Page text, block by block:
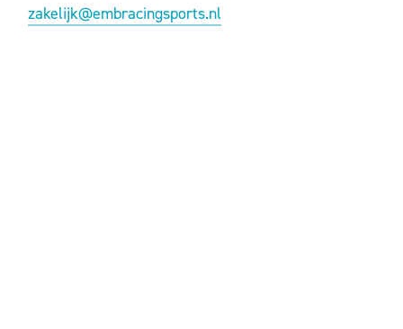
zakelijk@embracingsports.nl